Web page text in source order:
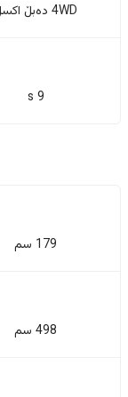
4WD دەبڵ اکسل
9 s
179 سم
498 سم